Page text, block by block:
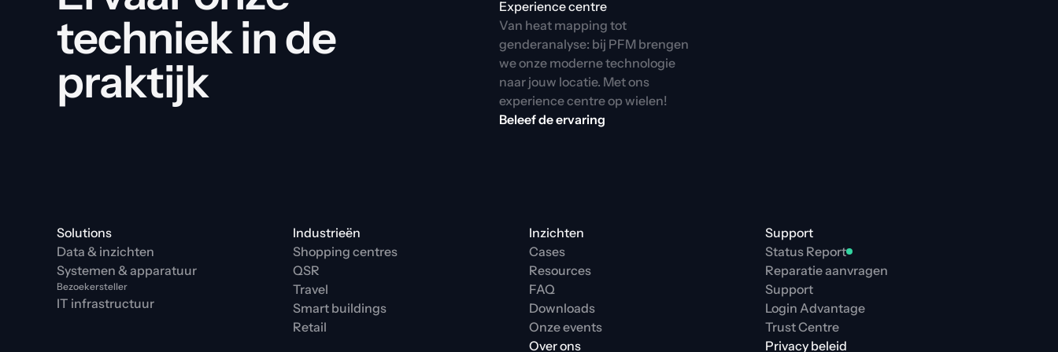
techniek in de
praktijk
Experience centre
Van heat mapping tot
genderanalyse: bij PFM brengen
we onze moderne technologie
naar jouw locatie. Met ons
experience centre op wielen!
Beleef de ervaring
Solutions
Data & inzichten
Systemen & apparatuur
Bezoekersteller
IT infrastructuur
Industrieën
Shopping centres
QSR
Travel
Smart buildings
Retail
Inzichten
Cases
Resources
FAQ
Downloads
Onze events
Over ons
Support
Status Report
Reparatie aanvragen
Support
Login Advantage
Trust Centre
Privacy beleid